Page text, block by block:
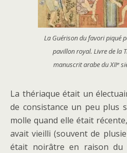
La Guérison du favori piqué
pavillon royal. Livre de la
manuscrit arabe du XIIᵉ
La thériaque était un
de consistance un peu plus
molle quand elle était
avait vieilli (souvent de
était noirâtre en raison du